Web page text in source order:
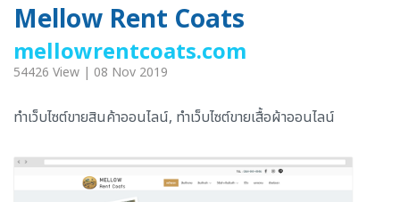
Mellow Rent Coats
mellowrentcoats.com
54426 View | 08 Nov 2019
ทำเว็บไซต์ขายสินค้าออนไลน์, ทำเว็บไซต์ขายเสื้อผ้าออนไลน์